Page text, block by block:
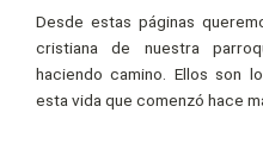
Desde estas páginas
cristiana de nuestra
haciendo camino. Ellos son
esta vida que comenzó hace